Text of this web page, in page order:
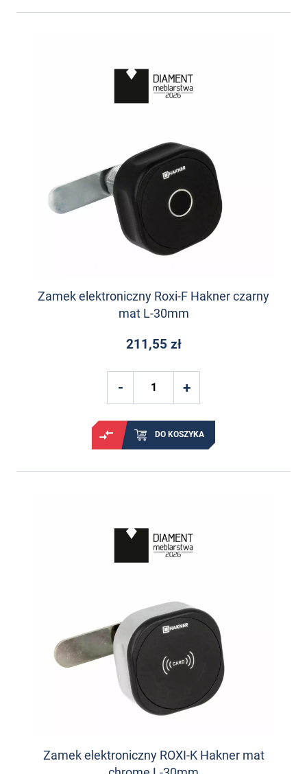
Zamek elektroniczny Roxi-F Hakner czarny
mat L-30mm
211,55 zł
DO KOSZYKA
Zamek elektroniczny ROXI-K Hakner mat